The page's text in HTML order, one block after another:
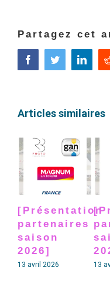
Partagez cet
FacebookTwitter
Articles similaires
[Présentation
partenaires
saison
2026]
13 avril 2026 13